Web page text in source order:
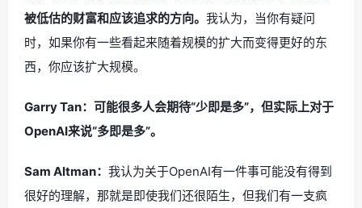
被低估的财富和应该追求的方向。 我认为，当你有疑问
时，如果你有一些看起来随着规模的扩大而变得更好的东
西，你应该扩大规模。
Garry Tan：可能很多人会期待“少即是多”，但实际上对于
OpenAI来说“多即是多”。
Sam Altman： 我认为关于OpenAI有一件事可能没有得到
很好的理解，那就是即使我们还很陌生，但我们有一支疯